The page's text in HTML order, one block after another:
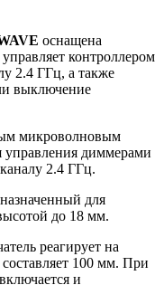
оснащена
контроллером
2.4 ГГц, а также
выключение
микроволновым
управления диммерами
2.4 ГГц.
для
до 18 мм.
реагирует на
100 мм. При
и